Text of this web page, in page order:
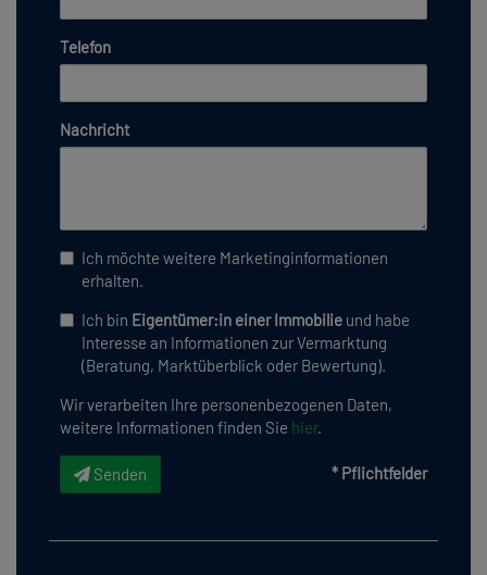
Telefon
Nachricht
Ich möchte weitere Marketinginformationen
erhalten.
Ich bin Eigentümer:in einer Immobilie und habe
Interesse an Informationen zur Vermarktung
(Beratung, Marktüberblick oder Bewertung).
Wir verarbeiten Ihre personenbezogenen Daten,
weitere Informationen finden Sie hier.
Senden * Pflichtfelder